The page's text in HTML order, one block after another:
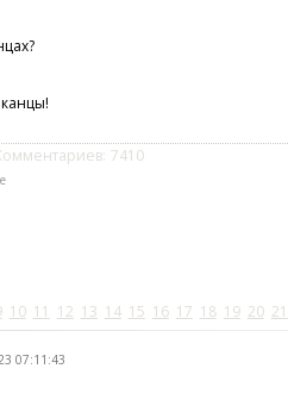
7410
10 11 12 13 14 15 16 17 18 19 20 21
07:11:43